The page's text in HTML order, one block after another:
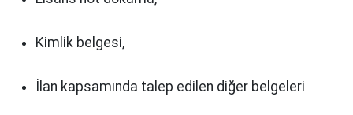
Kimlik belgesi,
İlan kapsamında talep edilen diğer belgeleri